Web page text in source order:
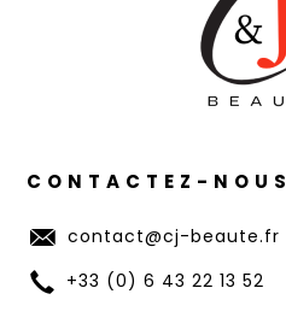
CONTACTEZ-NOUS
contact@cj-beaute.fr
+33 (0) 6 43 22 13 52